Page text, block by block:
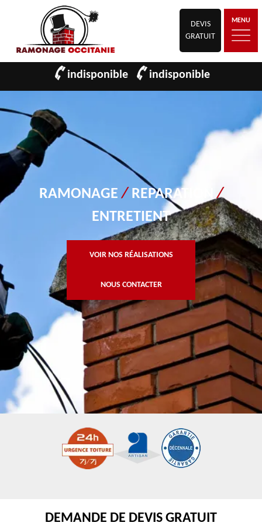
DEVIS
GRATUIT
MENU
indisponible indisponible
RAMONAGE/ REPARATION/
ENTRETIENT
VOIR NOS RÉALISATIONS
NOUS CONTACTER
DEMANDE DE DEVIS GRATUIT